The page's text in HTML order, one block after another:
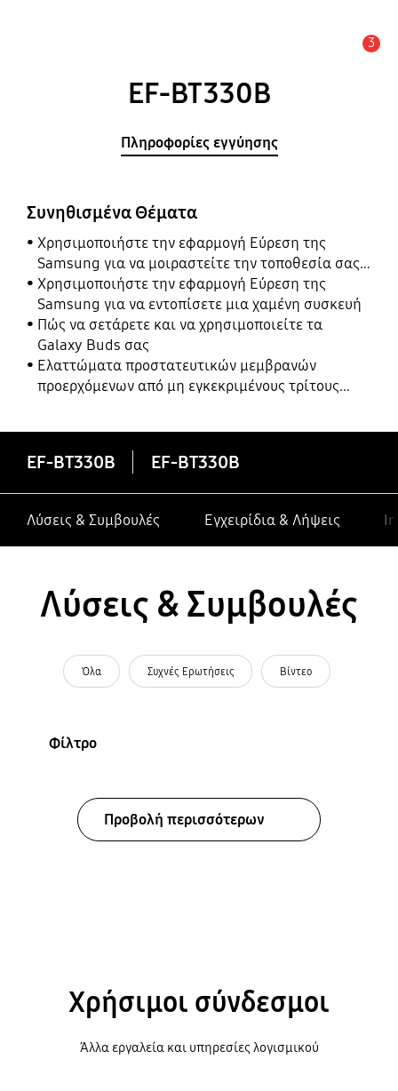
3
EF-BT330B
Πληροφορίες εγγύησης
Συνηθισμένα Θέματα
Χρησιμοποιήστε την εφαρμογή Εύρεση της
Samsung για να μοιραστείτε την τοποθεσία σας
με τους φίλους, το παιδί, την οικογένειά σας και
άλλες επαφές
Χρησιμοποιήστε την εφαρμογή Εύρεση της
Samsung για να εντοπίσετε μια χαμένη συσκευή
Πώς να σετάρετε και να χρησιμοποιείτε τα
Galaxy Buds σας
Ελαττώματα προστατευτικών μεμβρανών
προερχόμενων από μη εγκεκριμένους τρίτους
EF-BT330B EF-BT330B
Λύσεις & Συμβουλές Εγχειρίδια & Λήψεις
Λύσεις & Συμβουλές
Όλα Συχνές Ερωτήσεις Βίντεο
Φίλτρο
Προβολή περισσότερων
Χρήσιμοι σύνδεσμοι
Άλλα εργαλεία και υπηρεσίες λογισμικού